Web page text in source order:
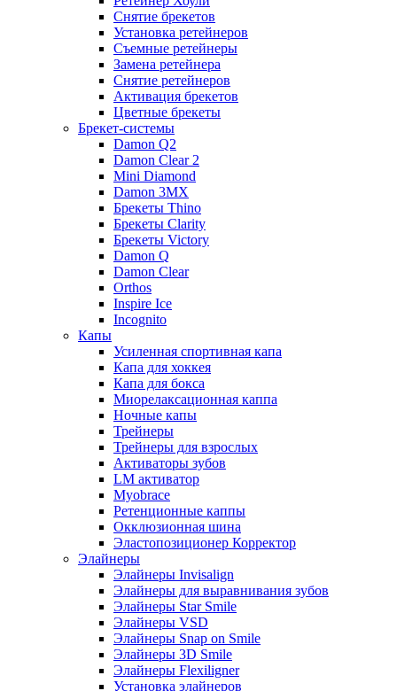
Снятие брекетов
Установка ретейнеров
Съемные ретейнеры
Замена ретейнера
Снятие ретейнеров
Активация брекетов
Цветные брекеты
Брекет-системы
Damon Q2
Damon Clear 2
Mini Diamond
Damon 3MX
Брекеты Thino
Брекеты Clarity
Брекеты Victory
Damon Q
Damon Clear
Orthos
Inspire Ice
Incognito
Капы
Усиленная спортивная капа
Капа для хоккея
Капа для бокса
Миорелаксационная каппа
Ночные капы
Трейнеры
Трейнеры для взрослых
Активаторы зубов
LM активатор
Myobrace
Ретенционные каппы
Окклюзионная шина
Эластопозиционер Корректор
Элайнеры
Элайнеры Invisalign
Элайнеры для выравнивания зубов
Элайнеры Star Smile
Элайнеры VSD
Элайнеры Snap on Smile
Элайнеры 3D Smile
Элайнеры Flexiligner
Установка элайнеров